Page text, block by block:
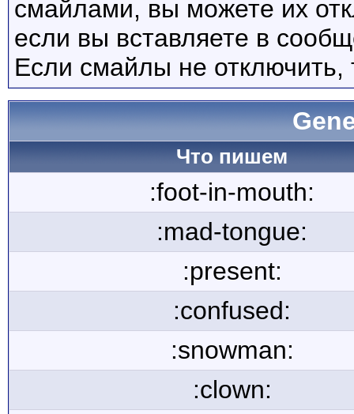
смайлами, вы можете их
если вы вставляете в
Если смайлы не отключить,
Что пишем
:foot-in-mouth:
:mad-tongue:
:present:
:confused:
:snowman:
:clown: